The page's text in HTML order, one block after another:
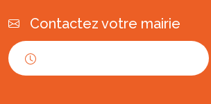
Contactez votre mairie